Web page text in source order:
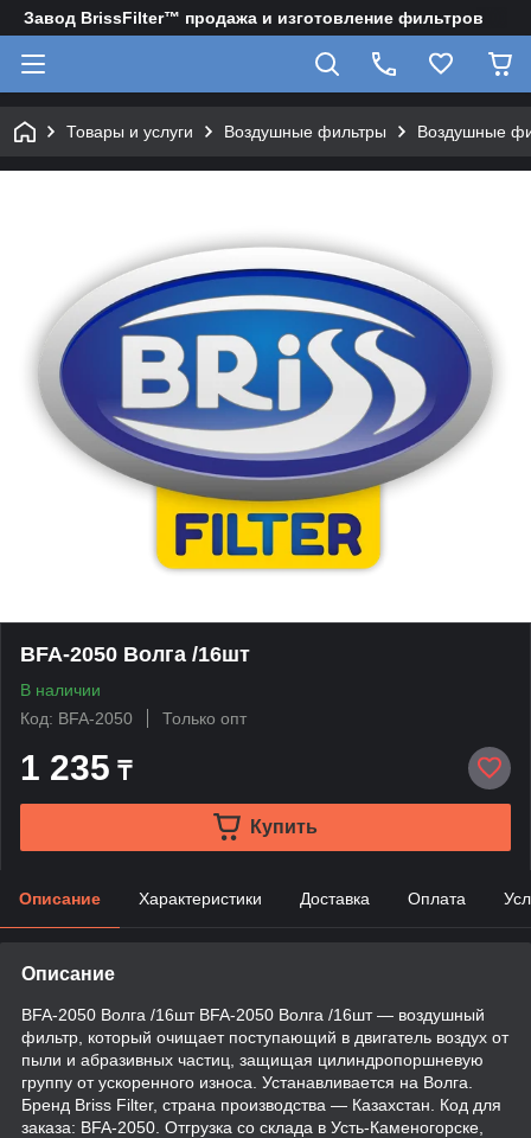
Завод BrissFilter™ продажа и изготовление фильтров
Товары и услуги Воздушные фильтры Воздушные
BFA-2050 Волга /16шт
В наличии
Код: BFA-2050
Только опт
1 235 ₸
Купить
Описание Характеристики Доставка Оплата
Описание
BFA-2050 Волга /16шт BFA-2050 Волга /16шт — воздушный
фильтр, который очищает поступающий в двигатель воздух от
пыли и абразивных частиц, защищая цилиндропоршневую
группу от ускоренного износа. Устанавливается на Волга.
Бренд Briss Filter, страна производства — Казахстан. Код для
заказа: BFA-2050. Отгрузка со склада в Усть-Каменогорске,